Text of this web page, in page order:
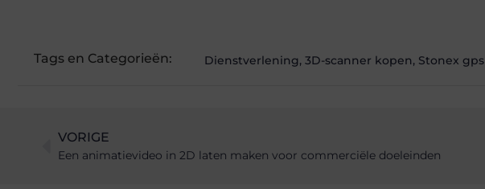
Tags en Categorieën: Dienstverlening, 3D-scanner kopen, Stonex gps
VORIGE
Een animatievideo in 2D laten maken voor commerciële doeleinden